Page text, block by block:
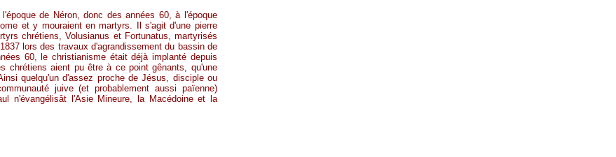
de Néron, donc des années 60, à l'époque
et y mouraient en martyrs. Il s'agit d'une pierre
chrétiens,Volusianus et Fortunatus, martyrisés
lors des travaux d'agrandissement du bassin de
60, le christianisme était déjà implanté depuis
chrétiens aient pu être à ce point gênants, qu'une
quelqu'un d'assez proche de Jésus, disciple ou
juive (et probablement aussi païenne)
n'évangélisât l'Asie Mineure, la Macédoine et la